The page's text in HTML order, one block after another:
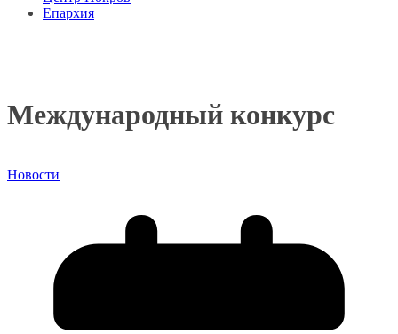
Епархия
Международный конкурс
Новости